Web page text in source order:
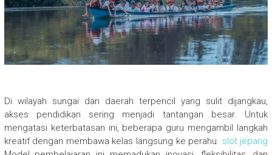
Di wilayah sungai dan daerah terpencil yang sulit dijangkau,
akses pendidikan sering menjadi tantangan besar. Untuk
mengatasi keterbatasan ini, beberapa guru mengambil langkah
kreatif dengan membawa kelas langsung ke perahu. slot jepang